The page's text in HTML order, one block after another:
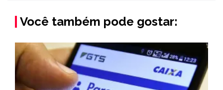
Você também pode gostar: